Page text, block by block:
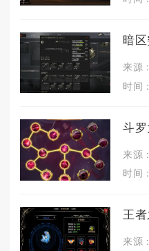
来源
时间
来源
时间
来源